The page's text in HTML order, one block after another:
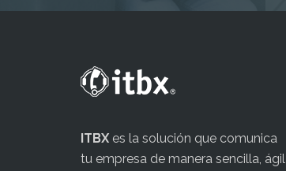
ITBX es la solución que comunica
tu empresa de manera sencilla, ágil